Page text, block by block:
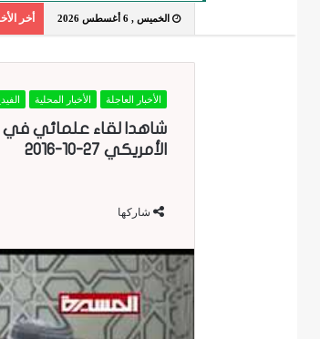
الخميس , 6 أغسطس 2026 أخر
الأخبار العاجلة الأخبار المحلية
شاهد| لقاء علمائي في
الأمريكي 27-10-2016
شاركها